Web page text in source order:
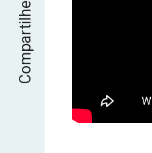
Compartilhe